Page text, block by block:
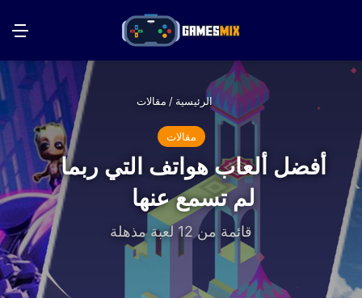
الرئيسية / مقالات
مقالات
أفضل ألعاب هواتف التي ربما
لم تسمع عنها
قائمة من 12 لعبة مذهلة